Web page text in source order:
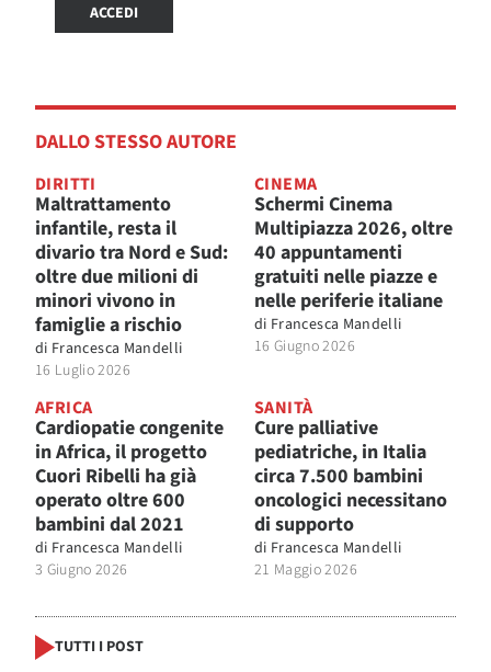
ACCEDI
DALLO STESSO AUTORE
DIRITTI
Maltrattamento
infantile, resta il
divario tra Nord e Sud:
oltre due milioni di
minori vivono in
famiglie a rischio
di Francesca Mandelli
16 Luglio 2026
CINEMA
Schermi Cinema
Multipiazza 2026, oltre
40 appuntamenti
gratuiti nelle piazze e
nelle periferie italiane
di Francesca Mandelli
16 Giugno 2026
AFRICA
Cardiopatie congenite
in Africa, il progetto
Cuori Ribelli ha già
operato oltre 600
bambini dal 2021
di Francesca Mandelli
3 Giugno 2026
SANITÀ
Cure palliative
pediatriche, in Italia
circa 7.500 bambini
oncologici necessitano
di supporto
di Francesca Mandelli
21 Maggio 2026
TUTTI I POST